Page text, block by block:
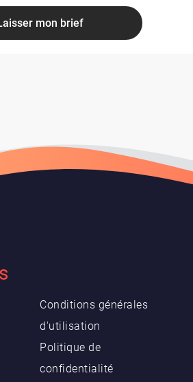
mon brief
Conditions générales
d'utilisation
Politique de
confidentialité